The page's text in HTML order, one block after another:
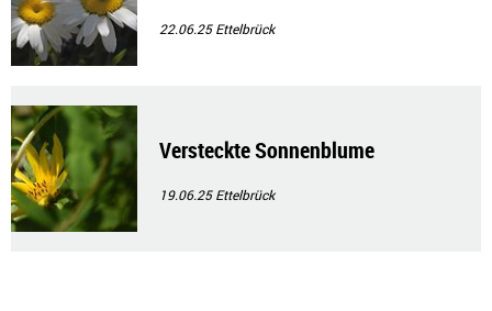
22.06.25Ettelbrück
Versteckte Sonnenblume
19.06.25Ettelbrück